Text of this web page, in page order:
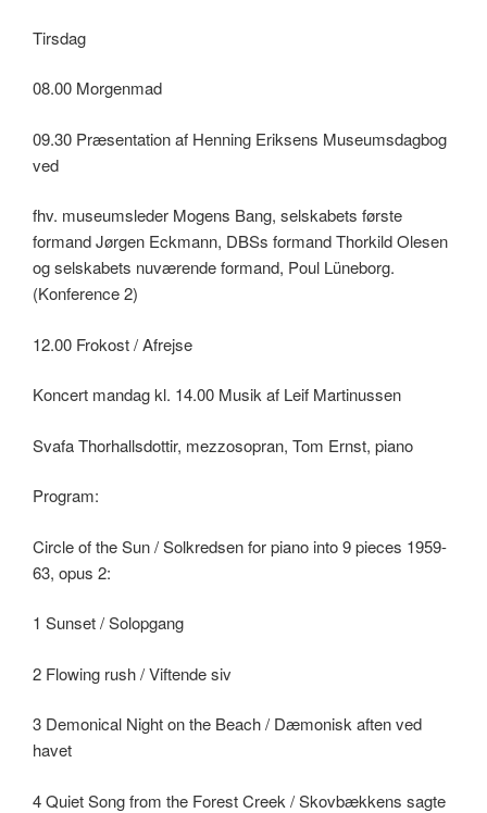
Tirsdag
08.00 Morgenmad
09.30 Præsentation af Henning Eriksens Museumsdagbog
ved
fhv. museumsleder Mogens Bang, selskabets første
formand Jørgen Eckmann, DBSs formand Thorkild Olesen
og selskabets nuværende formand, Poul Lüneborg.
(Konference 2)
12.00 Frokost / Afrejse
Koncert mandag kl. 14.00 Musik af Leif Martinussen
Svafa Thorhallsdottir, mezzosopran, Tom Ernst, piano
Program:
Circle of the Sun / Solkredsen for piano into 9 pieces 1959-
63, opus 2:
1 Sunset / Solopgang
2 Flowing rush / Viftende siv
3 Demonical Night on the Beach / Dæmonisk aften ved
havet
4 Quiet Song from the Forest Creek / Skovbækkens sagte